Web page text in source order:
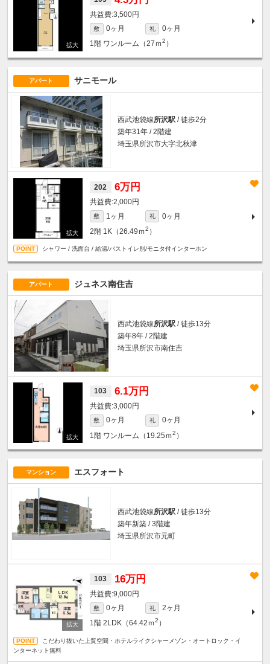
3,500円
敷 0ヶ月 礼
0ヶ月
1階 ワンルーム（27ｍ2 ）
アパート サニモール
西武池袋線所沢駅 / 徒歩2分
築年31年 / 2階建
埼玉県所沢市大字北秋津
202 6万円
2,000円
敷 1ヶ月 礼
0ヶ月
2階 1K（26.49ｍ2 ）
シャワー / 洗面台 / 給湯/バストイレ別/モニタ付インターホン
アパート ジュネス南住吉
西武池袋線所沢駅 / 徒歩13分
築年8年 / 2階建
埼玉県所沢市南住吉
103 6.1万円
3,000円
敷 0ヶ月 礼
0ヶ月
1階 ワンルーム（19.25ｍ2 ）
マンション エスフォート
西武池袋線所沢駅 / 徒歩13分
築年新築 / 3階建
埼玉県所沢市元町
103 16万円
9,000円
敷 0ヶ月 礼
2ヶ月
1階 2LDK（64.42ｍ2 ）
こだわり抜いた上質空間・ホテルライクシャーメゾン・オートロック・イ
ンターネット無料